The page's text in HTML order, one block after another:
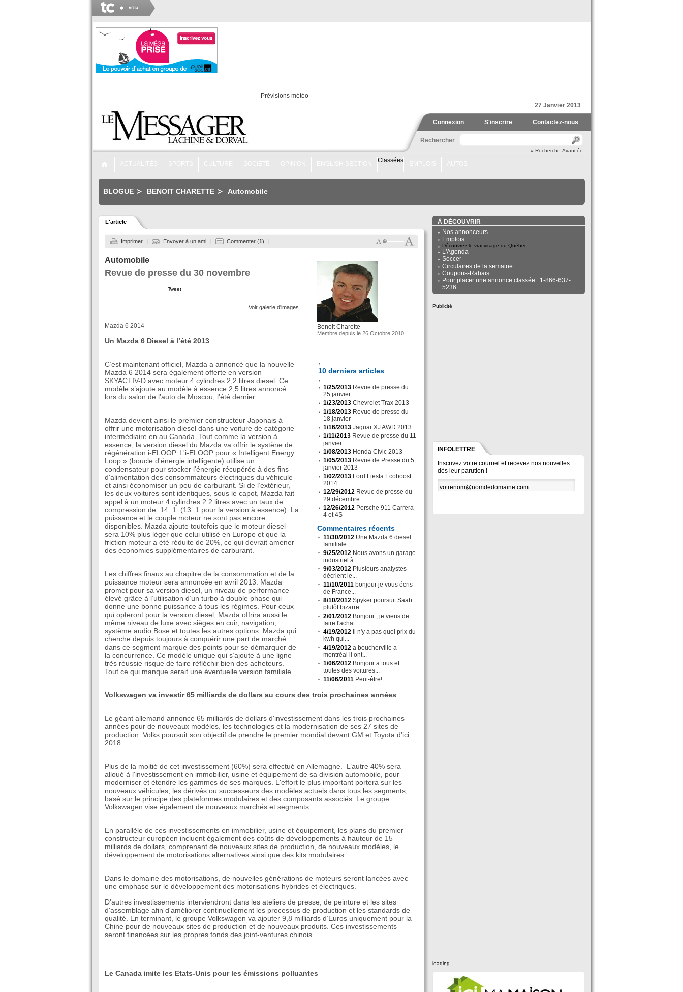
27 Janvier 2013
Prévisions météo
Connexion S'inscrire Contactez-nous
Rechercher
» Recherche Avancée
Classées
BLOGUE BENOIT CHARETTE Automobile
L'article
Imprimer Envoyer à un ami Commenter (1)
Benoit Charette
Membre depuis le 26 Octobre 2010
10 derniers articles
1/25/2013 Revue de presse du
25 janvier
1/23/2013 Chevrolet Trax 2013
1/18/2013 Revue de presse du
18 janvier
1/16/2013 Jaguar XJ AWD 2013
1/11/2013 Revue de presse du 11
janvier
1/08/2013 Honda Civic 2013
1/05/2013 Revue de Presse du 5
janvier 2013
1/02/2013 Ford Fiesta Ecoboost
2014
12/29/2012 Revue de presse du
29 décembre
12/26/2012 Porsche 911 Carrera
4 et 4S
Commentaires récents
11/30/2012 Une Mazda 6 diesel
familiale...
9/25/2012 Nous avons un garage
industriel à...
9/03/2012 Plusieurs analystes
décrient le...
11/10/2011 bonjour je vous écris
de France...
8/10/2012 Spyker poursuit Saab
plutôt bizarre...
2/01/2012 Bonjour , je viens de
faire l'achat...
4/19/2012
Il n'y a pas quel prix du
kwh qui...
4/19/2012 a boucherville a
montréal il ont...
1/06/2012 Bonjour a tous et
toutes des voitures...
11/06/2011 Peut-être!
Automobile
Revue de presse du 30 novembre
Tweet
Voir galerie d'images
Mazda 6 2014
Un Mazda 6 Diesel à l’été 2013
C’est maintenant officiel, Mazda a annoncé que la nouvelle
Mazda 6 2014 sera également offerte en version
SKYACTIV-D avec moteur 4 cylindres 2,2 litres diesel. Ce
modèle s’ajoute au modèle à essence 2,5 litres annoncé
lors du salon de l’auto de Moscou, l’été dernier.
Mazda devient ainsi le premier constructeur Japonais à
offrir une motorisation diesel dans une voiture de catégorie
intermédiaire en au Canada. Tout comme la version à
essence, la version diesel du Mazda va offrir le systène de
régénération i-ELOOP. L'i-ELOOP pour « Intelligent Energy
Loop » (boucle d'énergie intelligente) utilise un
condensateur pour stocker l'énergie récupérée à des fins
d'alimentation des consommateurs électriques du véhicule
et ainsi économiser un peu de carburant. Si de l’extérieur,
les deux voitures sont identiques, sous le capot, Mazda fait
appel à un moteur 4 cylindres 2.2 litres avec un taux de
compression de 14 :1 (13 :1 pour la version à essence). La
puissance et le couple moteur ne sont pas encore
disponibles. Mazda ajoute toutefois que le moteur diesel
sera 10% plus léger que celui utilisé en Europe et que la
friction moteur a été réduite de 20%, ce qui devrait amener
des économies supplémentaires de carburant.
Les chiffres finaux au chapitre de la consommation et de la
puissance moteur sera annoncée en avril 2013. Mazda
promet pour sa version diesel, un niveau de performance
élevé grâce à l’utilisation d’un turbo à double phase qui
donne une bonne puissance à tous les régimes. Pour ceux
qui opteront pour la version diesel, Mazda offrira aussi le
même niveau de luxe avec sièges en cuir, navigation,
système audio Bose et toutes les autres options. Mazda qui
cherche depuis toujours à conquérir une part de marché
dans ce segment marque des points pour se démarquer de
la concurrence. Ce modèle unique qui s’ajoute à une ligne
très réussie risque de faire réfléchir bien des acheteurs.
Tout ce qui manque serait une éventuelle version familiale.
Volkswagen va investir 65 milliards de dollars au cours des trois prochaines années
Le géant allemand annonce 65 milliards de dollars d'investissement dans les trois prochaines
années pour de nouveaux modèles, les technologies et la modernisation de ses 27 sites de
production. Volks poursuit son objectif de prendre le premier mondial devant GM et Toyota d’ici
2018.
Plus de la moitié de cet investissement (60%) sera effectué en Allemagne. L’autre 40% sera
alloué à l'investissement en immobilier, usine et équipement de sa division automobile, pour
moderniser et étendre les gammes de ses marques. L'effort le plus important portera sur les
nouveaux véhicules, les dérivés ou successeurs des modèles actuels dans tous les segments,
basé sur le principe des plateformes modulaires et des composants associés. Le groupe
Volkswagen vise également de nouveaux marchés et segments.
En parallèle de ces investissements en immobilier, usine et équipement, les plans du premier
constructeur européen incluent également des coûts de développements à hauteur de 15
milliards de dollars, comprenant de nouveaux sites de production, de nouveaux modèles, le
développement de motorisations alternatives ainsi que des kits modulaires.
Dans le domaine des motorisations, de nouvelles générations de moteurs seront lancées avec
une emphase sur le développement des motorisations hybrides et électriques.
D'autres investissements interviendront dans les ateliers de presse, de peinture et les sites
d'assemblage afin d'améliorer continuellement les processus de production et les standards de
qualité. En terminant, le groupe Volkswagen va ajouter 9,8 milliards d’Euros uniquement pour la
Chine pour de nouveaux sites de production et de nouveaux produits. Ces investissements
seront financées sur les propres fonds des joint-ventures chinois.
Le Canada imite les Etats-Unis pour les émissions polluantes
À DÉCOUVRIR
Nos annonceurs
Emplois
Découvrez le vrai visage du Québec
L'Agenda
Soccer
Circulaires de la semaine
Coupons-Rabais
Pour placer une annonce classée : 1-866-637-
5236
Publicité
INFOLETTRE
Inscrivez votre courriel et recevez nos nouvelles
dès leur parution !
loading...